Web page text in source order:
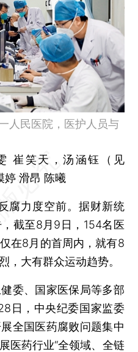
人民医院，医护人员与
笑天，汤涵钰（见
婷 滑昂 陈曦
力度空前。据财新统
截至8月9日，154名医
在8月的首周内，就有8
，大有群众运动趋势。
、国家医保局等多部
日，中央纪委国家监委
全国医药腐败问题集中
医药行业“全领域、全链